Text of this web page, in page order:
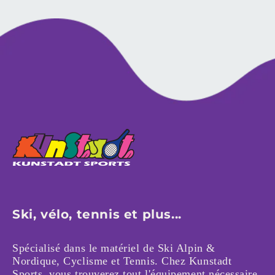
Ski, vélo, tennis et plus...
Spécialisé dans le matériel de Ski Alpin &
Nordique, Cyclisme et Tennis. Chez Kunstadt